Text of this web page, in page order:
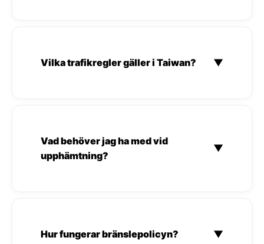
Vilka trafikregler gäller i Taiwan? ▼
Vad behöver jag ha med vid
upphämtning?
▼
Hur fungerar bränslepolicyn? ▼